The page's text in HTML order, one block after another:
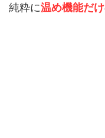
純粋に温め機能だけ